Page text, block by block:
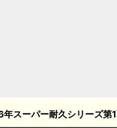
スーパー耐久シリーズ第